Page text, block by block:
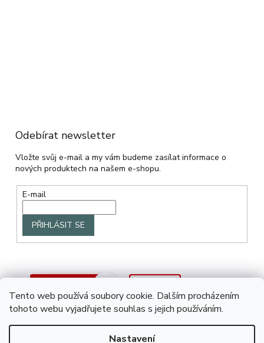
Tento web používá soubory cookie. Dalším procházením
tohoto webu vyjadřujete souhlas s jejich používáním.
Nastavení
Odebírat newsletter
Vložte svůj e-mail a my vám budeme zasílat informace o
nových produktech na našem e-shopu.
E-mail
PŘIHLÁSIT SE